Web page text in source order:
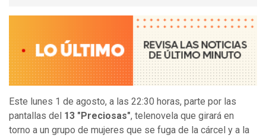
Este lunes 1 de agosto, a las 22:30 horas, parte por las
pantallas del 13 "Preciosas", telenovela que girará en
torno a un grupo de mujeres que se fuga de la cárcel y a la